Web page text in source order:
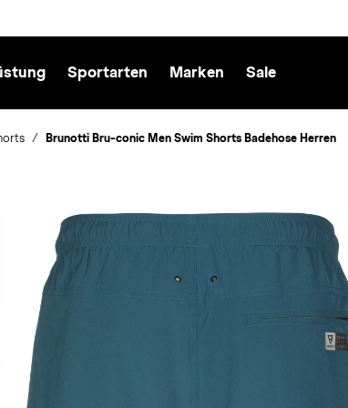
Sportarten Marken Sale
Brunotti Bru-conic Men Swim Shorts Badehose Herren